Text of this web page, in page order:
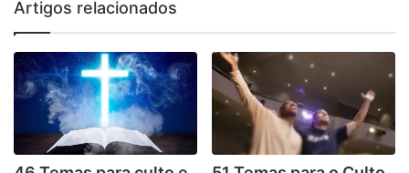
Artigos relacionados